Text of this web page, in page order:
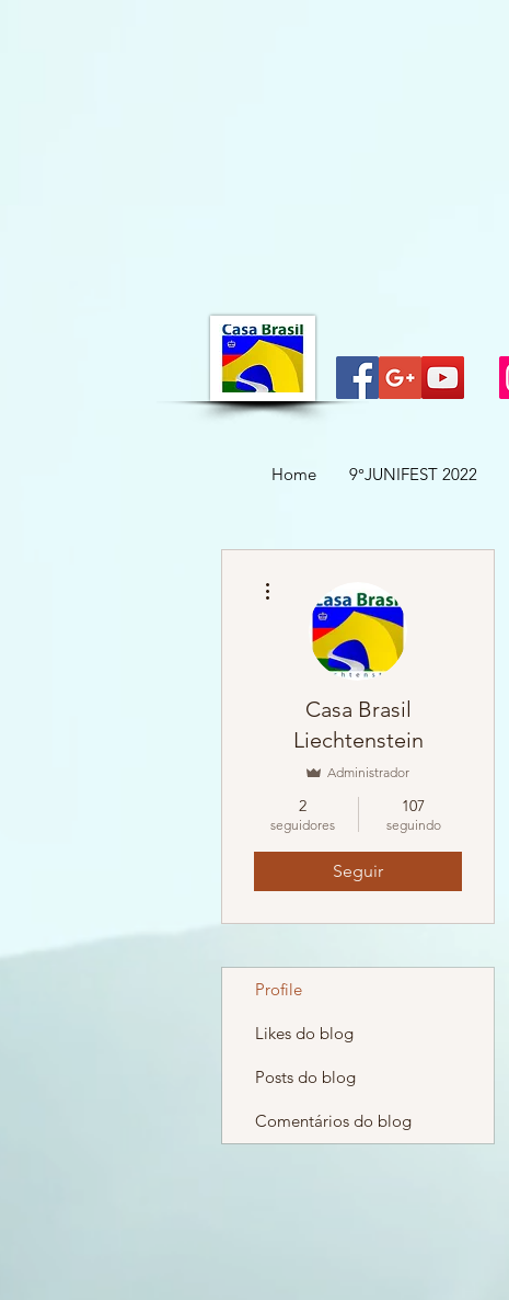
Home 9°JUNIFEST 2022
Casa Brasil
Liechtenstein
Administrador
2
seguidores
107
seguindo
Seguir
Profile
Likes do blog
Posts do blog
Comentários do blog